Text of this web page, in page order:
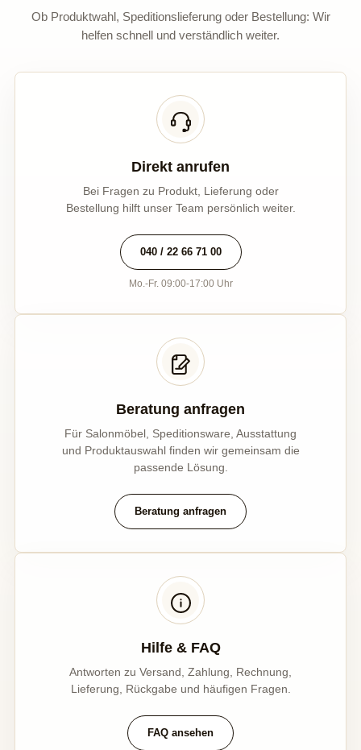
Ob Produktwahl, Speditionslieferung oder Bestellung: Wir
helfen schnell und verständlich weiter.
Direkt anrufen
Bei Fragen zu Produkt, Lieferung oder
Bestellung hilft unser Team persönlich weiter.
040 / 22 66 71 00
Mo.-Fr. 09:00-17:00 Uhr
Beratung anfragen
Für Salonmöbel, Speditionsware, Ausstattung
und Produktauswahl finden wir gemeinsam die
passende Lösung.
Beratung anfragen
Hilfe & FAQ
Antworten zu Versand, Zahlung, Rechnung,
Lieferung, Rückgabe und häufigen Fragen.
FAQ ansehen